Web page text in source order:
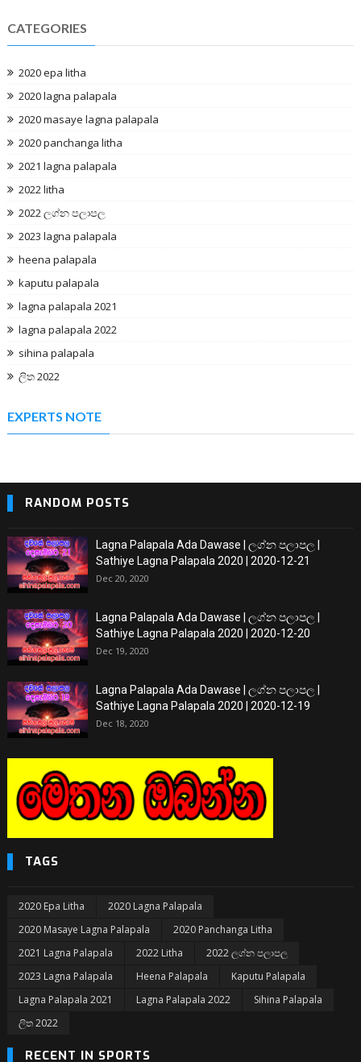
CATEGORIES
2020 epa litha
2020 lagna palapala
2020 masaye lagna palapala
2020 panchanga litha
2021 lagna palapala
2022 litha
2022 ලග්න පලාපල
2023 lagna palapala
heena palapala
kaputu palapala
lagna palapala 2021
lagna palapala 2022
sihina palapala
ලිත 2022
EXPERTS NOTE
RANDOM POSTS
Lagna Palapala Ada Dawase | ලග්න පලාපල |
Sathiye Lagna Palapala 2020 | 2020-12-21
Dec 20, 2020
Lagna Palapala Ada Dawase | ලග්න පලාපල |
Sathiye Lagna Palapala 2020 | 2020-12-20
Dec 19, 2020
Lagna Palapala Ada Dawase | ලග්න පලාපල |
Sathiye Lagna Palapala 2020 | 2020-12-19
Dec 18, 2020
TAGS
2020 Epa Litha
2020 Lagna Palapala
2020 Masaye Lagna Palapala
2020 Panchanga Litha
2021 Lagna Palapala
2022 Litha
2022 ලග්න පලාපල
2023 Lagna Palapala
Heena Palapala
Kaputu Palapala
Lagna Palapala 2021
Lagna Palapala 2022
Sihina Palapala
ලිත 2022
RECENT IN SPORTS